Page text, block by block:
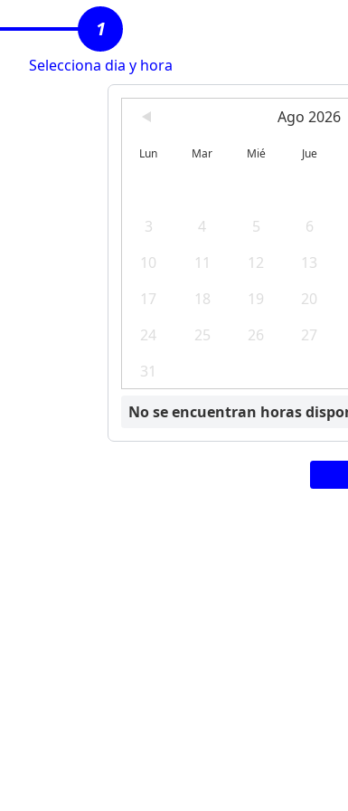
1
Selecciona dia y hora
Ago 2026
Lun Mar Mié Jue
3
4 5 6
10
11 12 13
17
18 19 20
24
25 26 27
31
No se encuentran horas